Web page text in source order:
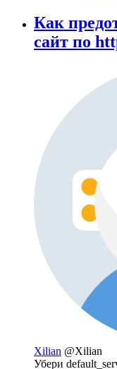
Как
сайт по
Xilian @Xilian
Убери